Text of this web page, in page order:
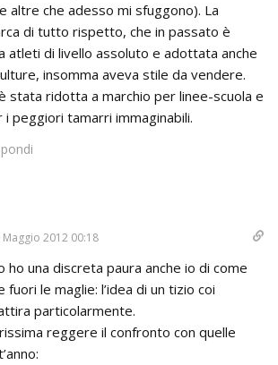
altre che adesso mi sfuggono). La
di tutto rispetto, che in passato è
atleti di livello assoluto e adottata anche
insomma aveva stile da vendere.
stata ridotta a marchio per linee-scuola e
peggiori tamarri immaginabili.
Maggio 2012 00:18
ho una discreta paura anche io di come
le maglie: l’idea di un tizio coi
particolarmente.
reggere il confronto con quelle